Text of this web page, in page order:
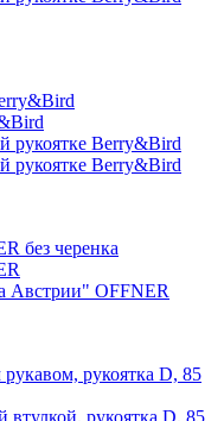
рукоятке Berry&Bird
рукоятке Berry&Bird
без черенка
Австрии" OFFNER
рукоятка D, 85
рукоятка D, 85